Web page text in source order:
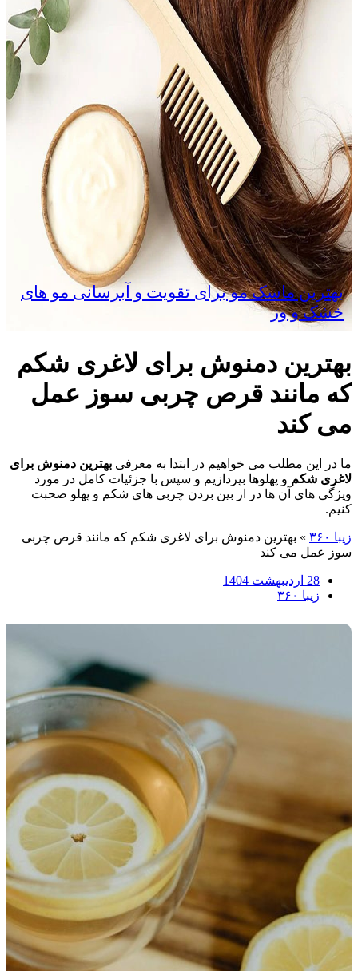
بهترین ماسک مو برای تقویت و آبرسانی مو های
خشک و وز
بهترین دمنوش برای لاغری شکم
که مانند قرص چربی سوز عمل
می کند
ما در این مطلب می خواهیم در ابتدا به معرفی بهترین دمنوش برای
لاغری شکم و پهلوها بپردازیم و سپس با جزئیات کامل در مورد
ویژگی های آن ها در از بین بردن چربی های شکم و پهلو صحبت
کنیم.
زیبا ۳۶۰ » بهترین دمنوش برای لاغری شکم که مانند قرص چربی
سوز عمل می کند
28 اردیبهشت 1404
زیبا ۳۶۰